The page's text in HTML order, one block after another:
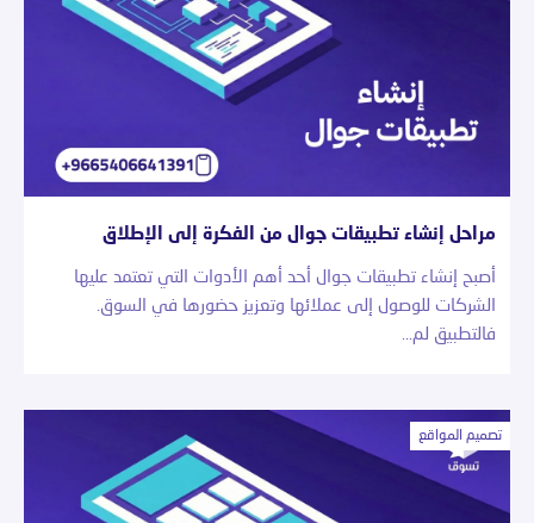
مراحل إنشاء تطبيقات جوال من الفكرة إلى الإطلاق
أصبح إنشاء تطبيقات جوال أحد أهم الأدوات التي تعتمد عليها
الشركات للوصول إلى عملائها وتعزيز حضورها في السوق.
فالتطبيق لم…
تصميم المواقع